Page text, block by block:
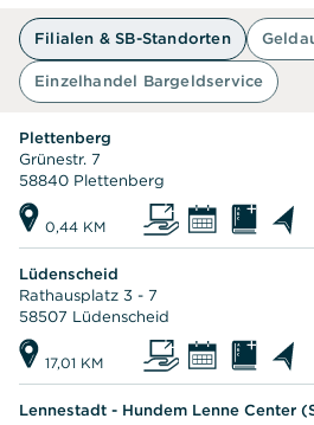
Filialen & SB-Standorten
Einzelhandel Bargeldservice
0,44 KM
Plettenberg
Grünestr. 7
58840 Plettenberg
17,01 KM
Lüdenscheid
Rathausplatz 3 - 7
58507 Lüdenscheid
Lennestadt - Hundem Lenne Center